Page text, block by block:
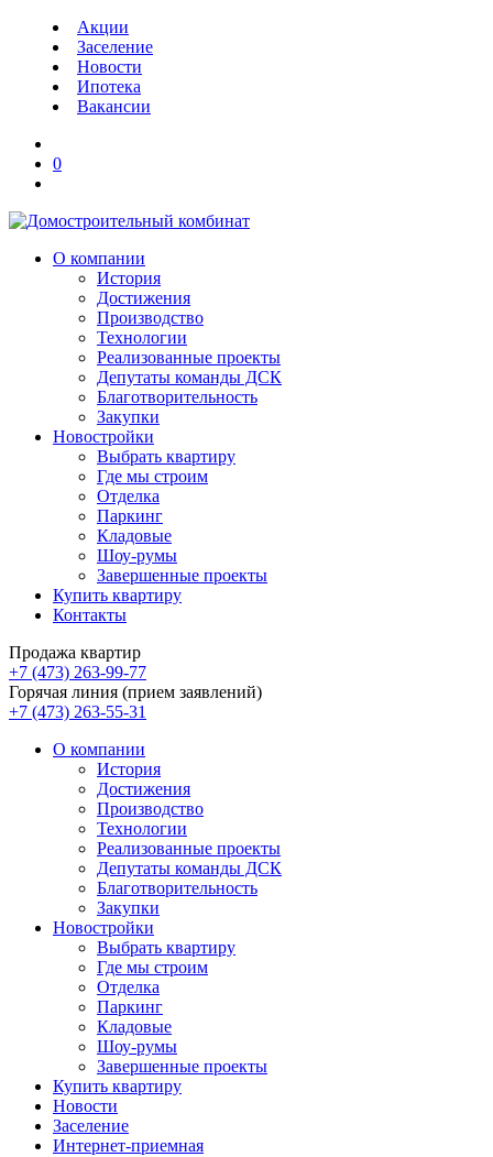
Акции
Заселение
Новости
Ипотека
Вакансии
0
О компании
История
Достижения
Производство
Технологии
Реализованные проекты
Депутаты команды ДСК
Благотворительность
Закупки
Новостройки
Выбрать квартиру
Где мы строим
Отделка
Паркинг
Кладовые
Шоу-румы
Завершенные проекты
Купить квартиру
Контакты
Продажа квартир
+7 (473) 263-99-77
Горячая линия (прием заявлений)
+7 (473) 263-55-31
О компании
История
Достижения
Производство
Технологии
Реализованные проекты
Депутаты команды ДСК
Благотворительность
Закупки
Новостройки
Выбрать квартиру
Где мы строим
Отделка
Паркинг
Кладовые
Шоу-румы
Завершенные проекты
Купить квартиру
Новости
Заселение
Интернет-приемная